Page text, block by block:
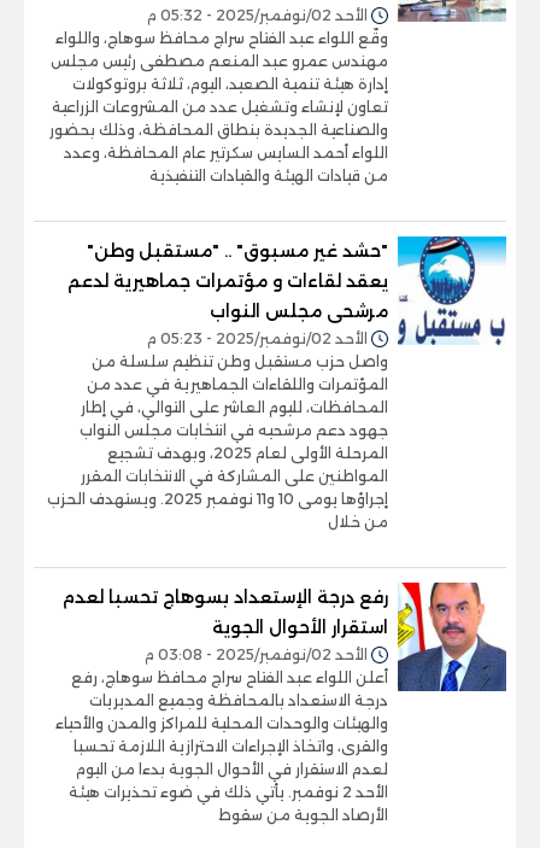
الأحد 02/نوفمبر/2025 - 05:32 م
وقّع اللواء عبد الفتاح سراج محافظ سوهاج، واللواء
مهندس عمرو عبد المنعم مصطفى رئيس مجلس
إدارة هيئة تنمية الصعيد، اليوم، ثلاثة بروتوكولات
تعاون لإنشاء وتشغيل عدد من المشروعات الزراعية
والصناعية الجديدة بنطاق المحافظة، وذلك بحضور
اللواء أحمد السايس سكرتير عام المحافظة، وعدد
من قيادات الهيئة والقيادات التنفيذية
"حشد غير مسبوق" .. "مستقبل وطن"
يعقد لقاءات و مؤتمرات جماهيرية لدعم
مرشحى مجلس النواب
الأحد 02/نوفمبر/2025 - 05:23 م
واصل حزب مستقبل وطن تنظيم سلسلة من
المؤتمرات واللقاءات الجماهيرية في عدد من
المحافظات، لليوم العاشر على التوالي، في إطار
جهود دعم مرشحيه في انتخابات مجلس النواب
المرحلة الأولى لعام 2025، وبهدف تشجيع
المواطنين على المشاركة في الانتخابات المقرر
إجراؤها يومى 10 و11 نوفمبر 2025. ويستهدف الحزب
من خلال
رفع درجة الإستعداد بسوهاج تحسبا لعدم
استقرار الأحوال الجوية
الأحد 02/نوفمبر/2025 - 03:08 م
أعلن اللواء عبد الفتاح سراج محافظ سوهاج، رفع
درجة الاستعداد بالمحافظة وجميع المديريات
والهيئات والوحدات المحلية للمراكز والمدن والأحياء
والقرى، واتخاذ الإجراءات الاحترازية اللازمة تحسبا
لعدم الاستقرار في الأحوال الجوية بدءا من اليوم
الأحد 2 نوفمبر. يأتي ذلك في ضوء تحذيرات هيئة
الأرصاد الجوية من سقوط